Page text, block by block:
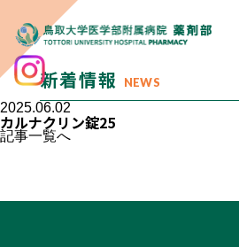
新着情報 NEWS
2025.06.02
カルナクリン錠25
記事一覧へ